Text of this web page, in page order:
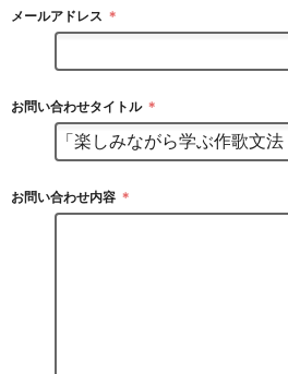
メールアドレス ＊
お問い合わせタイトル ＊
お問い合わせ内容 ＊